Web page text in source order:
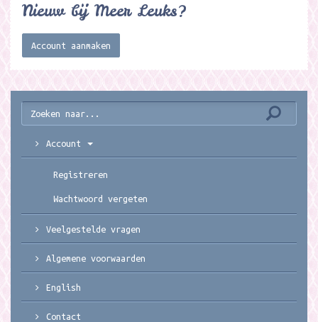
Nieuw bij Meer Leuks?
Account aanmaken
Account
Registreren
Wachtwoord vergeten
Veelgestelde vragen
Algemene voorwaarden
English
Contact